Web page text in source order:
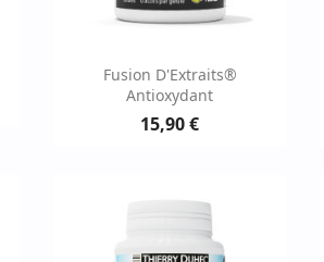
Aperçu rapide
Fusion D'Extraits®
Antioxydant
15,90 €